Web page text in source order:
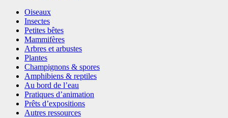
Oiseaux
Insectes
Petites bêtes
Mammifères
Arbres et arbustes
Plantes
Champignons & spores
Amphibiens & reptiles
Au bord de l’eau
Pratiques d’animation
Prêts d’expositions
Autres ressources